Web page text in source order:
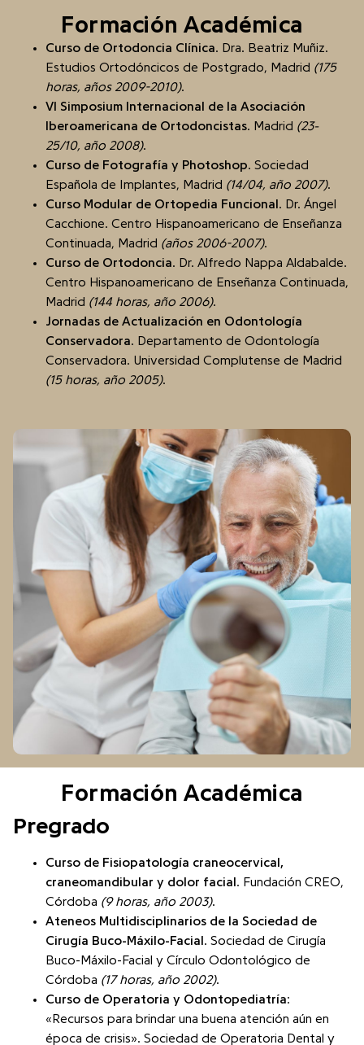
Formación Académica
Curso de Ortodoncia Clínica. Dra. Beatriz Muñiz.
Estudios Ortodóncicos de Postgrado, Madrid (175
horas, años 2009-2010).
VI Simposium Internacional de la Asociación
Iberoamericana de Ortodoncistas. Madrid (23-
25/10, año 2008).
Curso de Fotografía y Photoshop. Sociedad
Española de Implantes, Madrid (14/04, año 2007).
Curso Modular de Ortopedia Funcional . Dr. Ángel
Cacchione. Centro Hispanoamericano de Enseñanza
Continuada, Madrid (años 2006-2007).
Curso de Ortodoncia. Dr. Alfredo Nappa Aldabalde.
Centro Hispanoamericano de Enseñanza Continuada,
Madrid (144 horas, año 2006).
Jornadas de Actualización en Odontología
Conservadora. Departamento de Odontología
Conservadora. Universidad Complutense de Madrid
(15 horas, año 2005).
Formación Académica
Pregrado
Curso de Fisiopatología craneocervical,
craneomandibular y dolor facial . Fundación CREO,
Córdoba (9 horas, año 2003).
Ateneos Multidisciplinarios de la Sociedad de
Cirugía Buco-Máxilo-Facial . Sociedad de Cirugía
Buco-Máxilo-Facial y Círculo Odontológico de
Córdoba (17 horas, año 2002).
Curso de Operatoria y Odontopediatría:
«Recursos para brindar una buena atención aún en
época de crisis». Sociedad de Operatoria Dental y